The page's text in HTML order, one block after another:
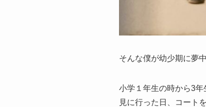
そんな僕が幼少期に夢
小学１年生の時から3
見に行った日、コート